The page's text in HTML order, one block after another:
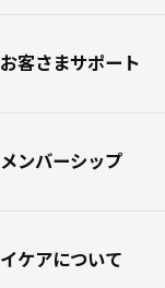
お客さまサポート
メンバーシップ
イケアについて